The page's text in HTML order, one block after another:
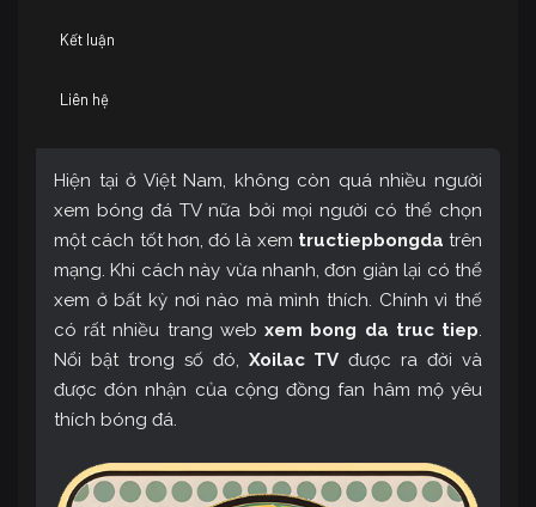
Kết luận
Liên hệ
Hiện tại ở Việt Nam, không còn quá nhiều người
xem bóng đá TV nữa bởi mọi người có thể chọn
một cách tốt hơn, đó là xem tructiepbongda trên
mạng. Khi cách này vừa nhanh, đơn giản lại có thể
xem ở bất kỳ nơi nào mà mình thích. Chính vì thế
có rất nhiều trang webxem bong da truc tiep.
Nổi bật trong số đó, Xoilac TV được ra đời và
được đón nhận của cộng đồng fan hâm mộ yêu
thích bóng đá.